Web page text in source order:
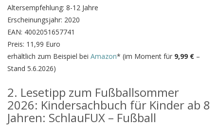
Altersempfehlung: 8-12 Jahre
Erscheinungsjahr: 2020
EAN: 4002051657741
Preis: 11,99 Euro
erhältlich zum Beispiel bei Amazon* (im Moment für 9,99 € –
Stand 5.6.2026)
2. Lesetipp zum Fußballsommer
2026: Kindersachbuch für Kinder ab 8
Jahren: SchlauFUX – Fußball